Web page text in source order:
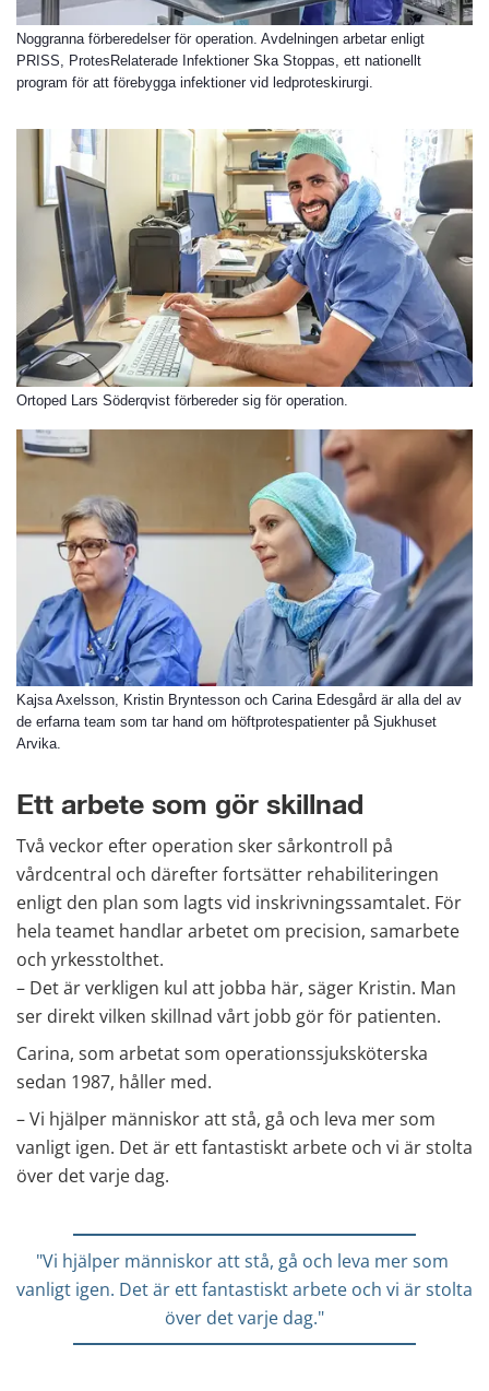
Noggranna förberedelser för operation. Avdelningen arbetar enligt
PRISS, ProtesRelaterade Infektioner Ska Stoppas, ett nationellt
program för att förebygga infektioner vid ledproteskirurgi.
Ortoped Lars Söderqvist förbereder sig för operation.
Kajsa Axelsson, Kristin Bryntesson och Carina Edesgård är alla del av
de erfarna team som tar hand om höftprotespatienter på Sjukhuset
Arvika.
Ett arbete som gör skillnad
Två veckor efter operation sker sårkontroll på
vårdcentral och därefter fortsätter rehabiliteringen
enligt den plan som lagts vid inskrivningssamtalet. För
hela teamet handlar arbetet om precision, samarbete
och yrkesstolthet.
– Det är verkligen kul att jobba här, säger Kristin. Man
ser direkt vilken skillnad vårt jobb gör för patienten.
Carina, som arbetat som operationssjuksköterska
sedan 1987, håller med.
– Vi hjälper människor att stå, gå och leva mer som
vanligt igen. Det är ett fantastiskt arbete och vi är stolta
över det varje dag.
"Vi hjälper människor att stå, gå och leva mer som
vanligt igen. Det är ett fantastiskt arbete och vi är stolta
över det varje dag."